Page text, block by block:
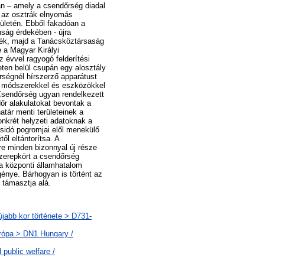
– amely a csendőrség diadal
osztrák elnyomás
Ebből fakadóan a
érdekében - újra
majd a Tanácsköztársaság
a Magyar Királyi
évvel ragyogó felderítési
belül csupán egy alosztály
hírszerző apparátust
és eszközökkel
ugyan rendelkezett
alakulatokat bevontak a
menti területeinek a
helyzeti adatoknak a
pogromjai elől menekülő
eltántorítsa. A
minden bizonnyal új része
a csendőrség
központi államhatalom
Bárhogyan is történt az
alá.
kor története > D731-
> DN1 Hungary /
public welfare /